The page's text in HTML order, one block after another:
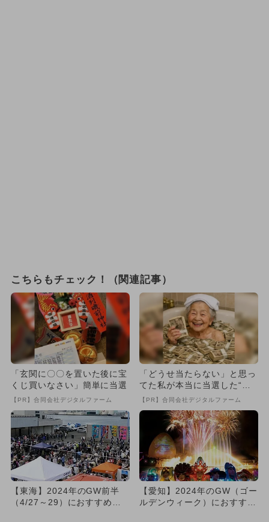
こちらもチェック！（関連記事）
「玄関に〇〇を置いた後に宝
くじ買いなさい」簡単に当選
【PR】合同会社デジタルファーム
「どうせ当たらない」と思っ
てた私が本当に当選した“買
い方”がこれ
【PR】合同会社デジタルファーム
【東海】2024年のGW前半
（4/27～29）におすすめイ
【愛知】2024年のGW（ゴー
ルデンウィーク）におすすめ